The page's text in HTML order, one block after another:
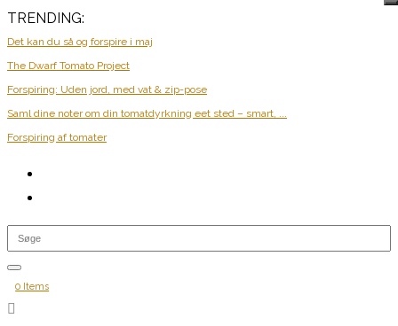
TRENDING:
Det kan du så og forspire i maj
The Dwarf Tomato Project
Forspiring: Uden jord, med vat & zip-pose
Saml dine noter om din tomatdyrkning eet sted – smart, ...
Forspiring af tomater
0 Items
